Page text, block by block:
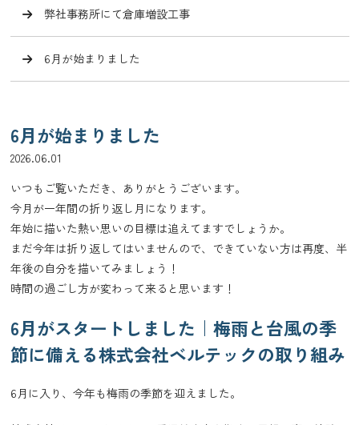
6月が始まりました
2026.06.01
いつもご覧いただき、ありがとうございます。
今月が一年間の折り返し月になります。
年始に描いた熱い思いの目標は追えてますでしょうか。
まだ今年は折り返してはいませんので、できていない方は再度、半
年後の自分を描いてみましょう！
時間の過ごし方が変わって来ると思います！
6月がスタートしました｜梅雨と台風の季
節に備える株式会社ベルテックの取り組み
6月に入り、今年も梅雨の季節を迎えました。
弊社事務所にて倉庫増設工事
6月が始まりました